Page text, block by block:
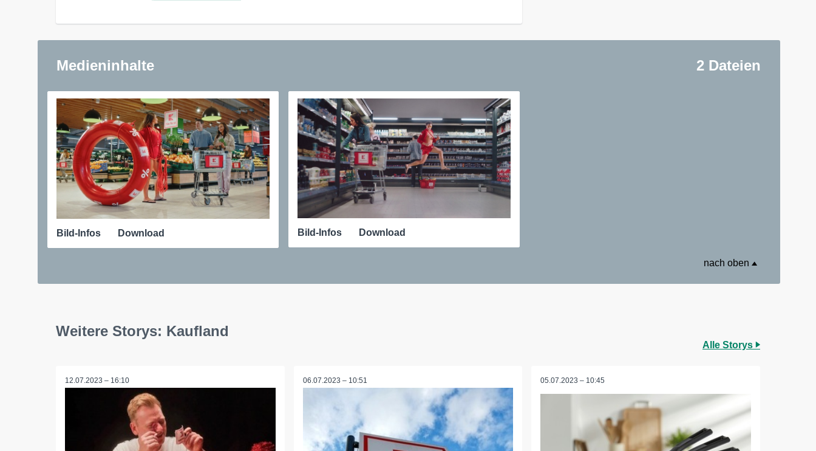
Medieninhalte 2 Dateien
Bild-Infos Download Bild-Infos Download
nach oben
Weitere Storys: Kaufland
Alle Storys
12.07.2023 – 16:10 06.07.2023 – 10:51 05.07.2023 – 10:45